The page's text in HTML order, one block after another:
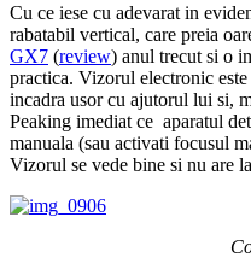
Cu ce iese cu adevarat in
rabatabil vertical, care preia
GX7 (review) anul trecut si o
practica. Vizorul electronic
incadra usor cu ajutorul lui si,
Peaking imediat ce aparatul
manuala (sau activati focusul
Vizorul se vede bine si nu are